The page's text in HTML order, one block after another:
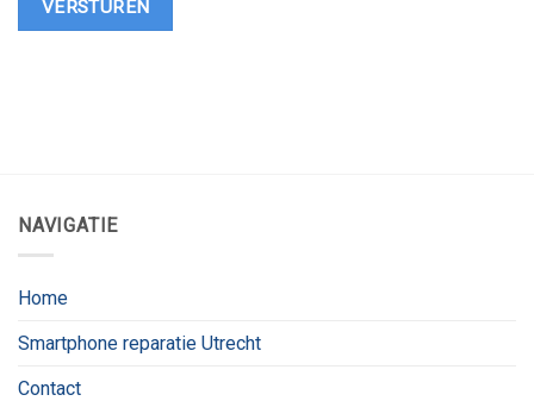
NAVIGATIE
Home
Smartphone reparatie Utrecht
Contact